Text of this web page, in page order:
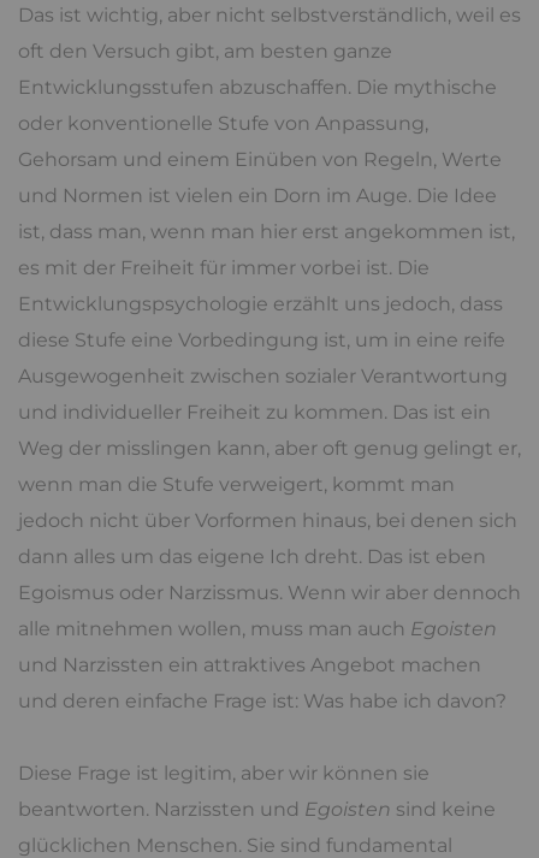
Das ist wichtig, aber nicht selbstverständlich, weil es
oft den Versuch gibt, am besten ganze
Entwicklungsstufen abzuschaffen. Die mythische
oder konventionelle Stufe von Anpassung,
Gehorsam und einem Einüben von Regeln, Werte
und Normen ist vielen ein Dorn im Auge. Die Idee
ist, dass man, wenn man hier erst angekommen ist,
es mit der Freiheit für immer vorbei ist. Die
Entwicklungspsychologie erzählt uns jedoch, dass
diese Stufe eine Vorbedingung ist, um in eine reife
Ausgewogenheit zwischen sozialer Verantwortung
und individueller Freiheit zu kommen. Das ist ein
Weg der misslingen kann, aber oft genug gelingt er,
wenn man die Stufe verweigert, kommt man
jedoch nicht über Vorformen hinaus, bei denen sich
dann alles um das eigene Ich dreht. Das ist eben
Egoismus oder Narzissmus. Wenn wir aber dennoch
alle mitnehmen wollen, muss man auch Egoisten
und Narzissten ein attraktives Angebot machen
und deren einfache Frage ist: Was habe ich davon?
Diese Frage ist legitim, aber wir können sie
beantworten. Narzissten und Egoisten sind keine
glücklichen Menschen. Sie sind fundamental